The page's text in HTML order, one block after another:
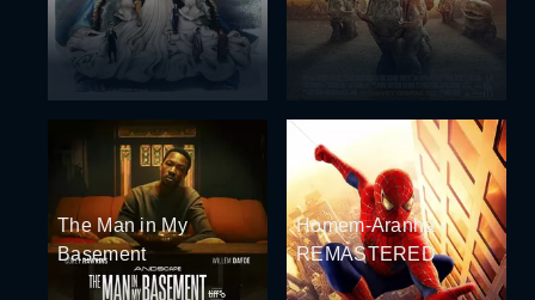
The Man in My
Basement
Homem-Aranha -
REMASTERED